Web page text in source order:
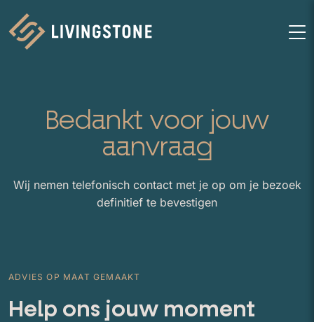
Homepage
Bedankt voor jouw
aanvraag
Wij nemen telefonisch contact met je op om je bezoek
definitief te bevestigen
ADVIES OP MAAT GEMAAKT
Help ons jouw moment